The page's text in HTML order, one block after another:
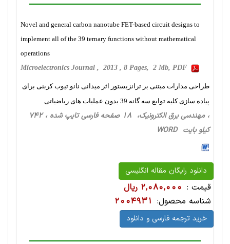
Novel and general carbon nanotube FET-based circuit designs to
implement all of the 39 ternary functions without mathematical
operations
Microelectronics Journal , 2013 , 8 Pages, 2 Mb, PDF
طراحی مدارات مبتنی بر ترانزیستور اثر میدانی نانو تیوب کربنی برای
پیاده سازی کلیه توابع سه گانه 39 بدون عملیات های ریاضیاتی
، مهندسی برق الکترونیک، 18 صفحه فارسی تایپ شده ، 742
کیلو بایت WORD
دانلود رایگان مقاله انگلیسی
قیمت : 2,080,000 ریال
شناسه محصول: 2004931
خرید ترجمه فارسی و دانلود